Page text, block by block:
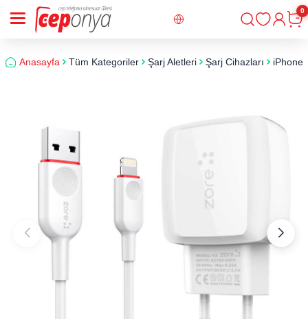
Giriş
0
Anasayfa Tüm Kategoriler Şarj Aletleri Şarj Cihazları iPhone